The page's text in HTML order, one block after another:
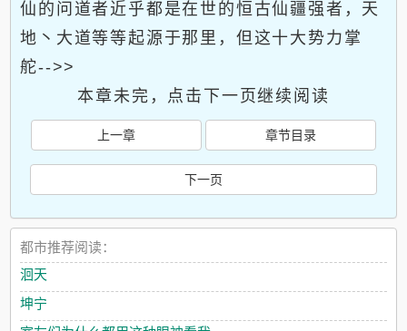
仙的问道者近乎都是在世的恒古仙疆强者，天
地丶大道等等起源于那里，但这十大势力掌
舵-->>
本章未完，点击下一页继续阅读
上一章 章节目录
下一页
都市推荐阅读：
洄天
坤宁